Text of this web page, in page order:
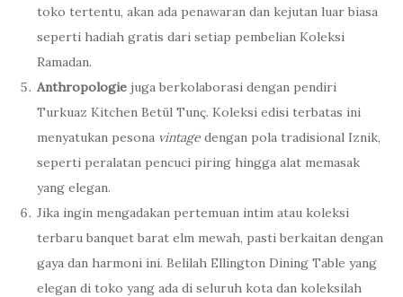
toko tertentu, akan ada penawaran dan kejutan luar biasa
seperti hadiah gratis dari setiap pembelian Koleksi
Ramadan.
Anthropologie juga berkolaborasi dengan pendiri
Turkuaz Kitchen Betül Tunç. Koleksi edisi terbatas ini
menyatukan pesona vintage dengan pola tradisional Iznik,
seperti peralatan pencuci piring hingga alat memasak
yang elegan.
Jika ingin mengadakan pertemuan intim atau koleksi
terbaru banquet barat elm mewah, pasti berkaitan dengan
gaya dan harmoni ini. Belilah Ellington Dining Table yang
elegan di toko yang ada di seluruh kota dan koleksilah